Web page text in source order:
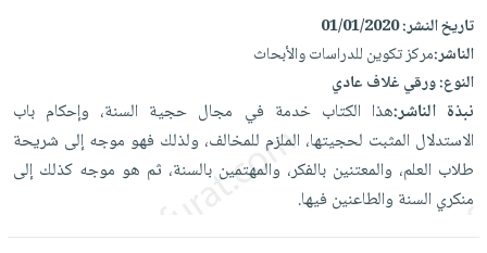
iKitab
على
Android
تحميل
iKitab
على
Apple
masmu3
على
Apple
القراءة
جوائز
أجهزة
العناية
الشخصية
العناية
وتصفيف
الشعر
العناية
بالجسم
المطبخ
والسفرة
الكل
أواني
الطهي
متجر
الهدايا
أقسام
تاريخ النشر:01/01/2020
الناشر:مركز تكوين للدراسات والأبحاث
النوع:ورقي غلاف عادي
نبذة الناشر:هذا الكتاب خدمة في مجال حجية السنة، وإحكام باب
الاستدلال المثبت لحجيتها، الملزم للمخالف، ولذلك فهو موجه إلى شريحة
طلاب العلم، والمعتنين بالفكر، والمهتمين بالسنة، ثم هو موجه كذلك إلى
منكري السنة والطاعنين فيها.